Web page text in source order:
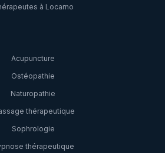
à Locarno
Acupuncture
Ostéopathie
Naturopathie
thérapeutique
Sophrologie
thérapeutique